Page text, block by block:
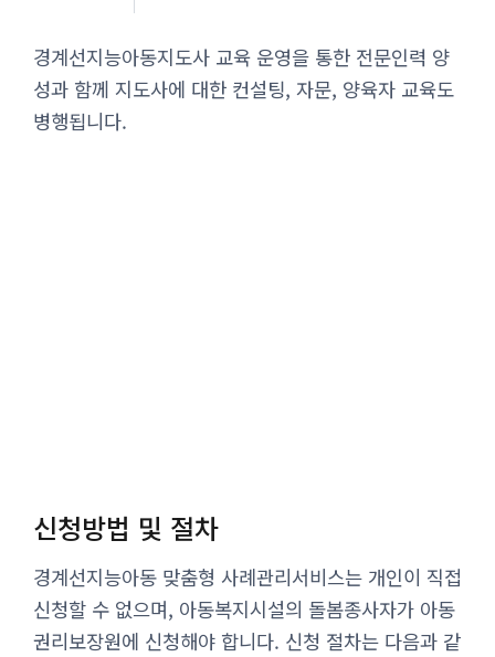
경계선지능아동지도사 교육 운영을 통한 전문인력 양
성과 함께 지도사에 대한 컨설팅, 자문, 양육자 교육도
병행됩니다.
신청방법 및 절차
경계선지능아동 맞춤형 사례관리서비스는 개인이 직접
신청할 수 없으며, 아동복지시설의 돌봄종사자가 아동
권리보장원에 신청해야 합니다. 신청 절차는 다음과 같